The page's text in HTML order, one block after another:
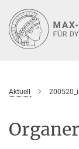
Hauptinhalt
Aktuell